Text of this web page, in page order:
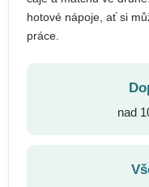
hotové nápoje, ať si
práce.
nad